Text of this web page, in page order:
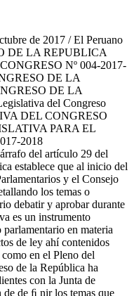
de 2017 / El Peruano
DE LA REPUBLICA
Nº 004-2017-
DE LA
DE LA
del Congreso
DEL CONGRESO
PARA EL
2018
del artículo 29 del
establece que al inicio del
y el Consejo
los temas o
debatir y aprobar durante
es un instrumento
en materia
de ley ahí contenidos
en el Pleno del
de la República ha
con la Junta de
de ﬁ nir los temas que